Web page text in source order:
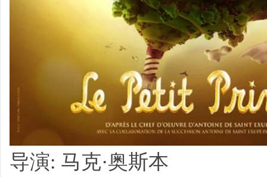
导演: 马克·奥斯本